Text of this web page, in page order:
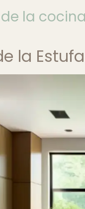
la
la